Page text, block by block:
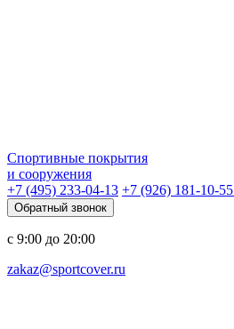
Спортивные покрытия
и сооружения
+7 (495) 233-04-13 +7 (926) 181-10-55
Обратный звонок
с 9:00 до 20:00
zakaz@sportcover.ru